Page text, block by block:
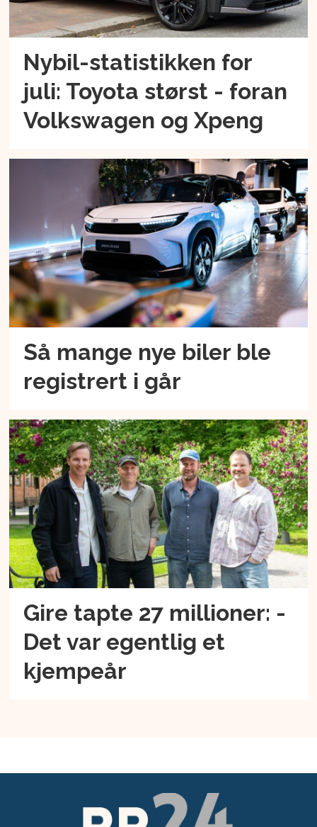
Nybil-statistikken for
juli: Toyota størst - foran
Volkswagen og Xpeng
Så mange nye biler ble
registrert i går
Gire tapte 27 millioner: -
Det var egentlig et
kjempeår